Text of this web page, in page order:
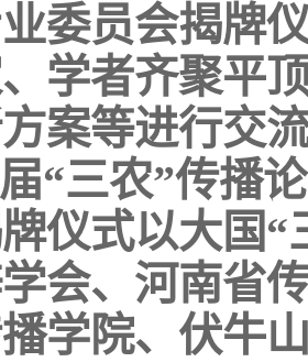
委员会揭牌
学者齐聚平
案等进行交
“三农”传播
仪式以大国
会、河南省
学院、伏牛